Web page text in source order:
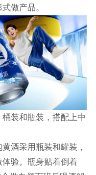
做产品。
装和瓶装，搭配上中
酒采用瓶装和罐装，
验。瓶身贴着倒着